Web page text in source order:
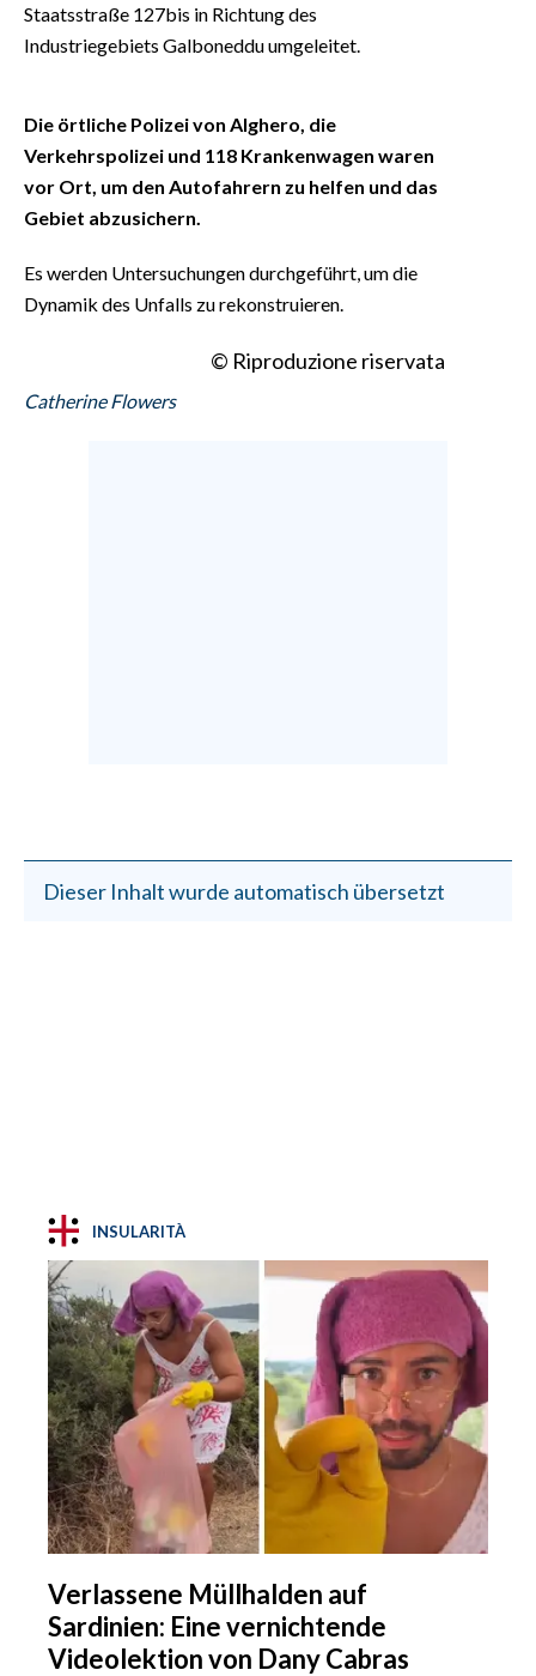
INFO AZIENDE
ABBONATI
NECROLOGI
PUBBLICITÀ
Staatsstraße 127bis in Richtung des
Industriegebiets Galboneddu umgeleitet.
Die örtliche Polizei von Alghero, die
Verkehrspolizei und 118 Krankenwagen waren
vor Ort, um den Autofahrern zu helfen und das
Gebiet abzusichern.
Es werden Untersuchungen durchgeführt, um die
Dynamik des Unfalls zu rekonstruieren.
© Riproduzione riservata
Catherine Flowers
Dieser Inhalt wurde automatisch übersetzt
INSULARITÀ
Verlassene Müllhalden auf
Sardinien: Eine vernichtende
Videolektion von Dany Cabras